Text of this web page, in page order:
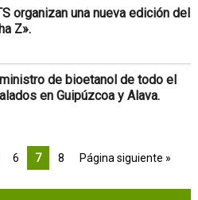
organizan una nueva edición del
Z».
de bioetanol de todo el
en Guipúzcoa y Alava.
6 7 8 Página siguiente »